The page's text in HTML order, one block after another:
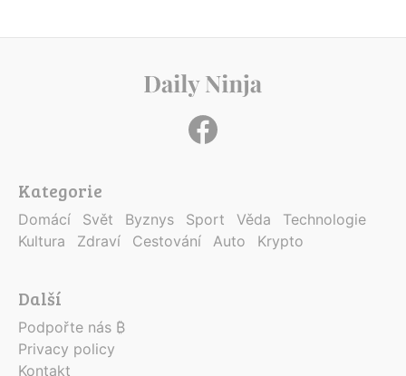
Kategorie
Domácí Svět Byznys Sport Věda
Technologie
Kultura
Zdraví Cestování Auto Krypto
Další
Podpořte nás ₿
Privacy policy
Kontakt